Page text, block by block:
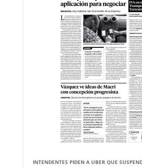
INTENDENTES PIDEN A UBER QUE